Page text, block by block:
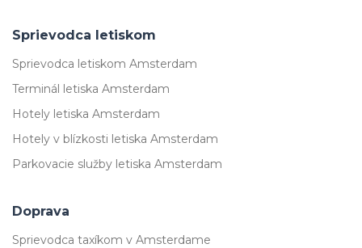
Sprievodca letiskom
Sprievodca letiskom Amsterdam
Terminál letiska Amsterdam
Hotely letiska Amsterdam
Hotely v blízkosti letiska Amsterdam
Parkovacie služby letiska Amsterdam
Doprava
Sprievodca taxíkom v Amsterdame